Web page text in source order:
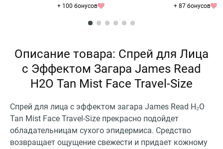
+ 100 бонусов + 87 бонусов
Описание товара: Спрей для Лица
с Эффектом Загара James Read
H2O Tan Mist Face Travel-Size
Спрей для лица с эффектом загара James Read H₂O
Tan Mist Face Travel-Size прекрасно подойдет
обладательницам сухого эпидермиса. Средство
возвращает ощущение свежести и придает кожному